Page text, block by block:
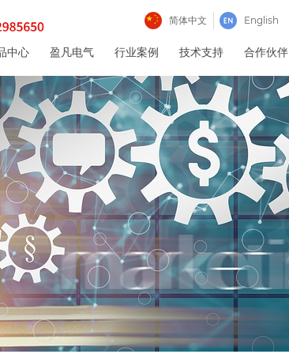
中心 盈凡电气 行业案例 技术支持 合作伙伴
简体中文 English